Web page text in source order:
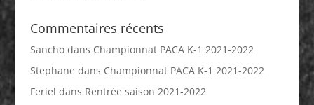
Commentaires récents
Sanchodans Championnat PACA K-1 2021-2022
Stephane dans Championnat PACA K-1 2021-2022
Feriel dans Rentrée saison 2021-2022